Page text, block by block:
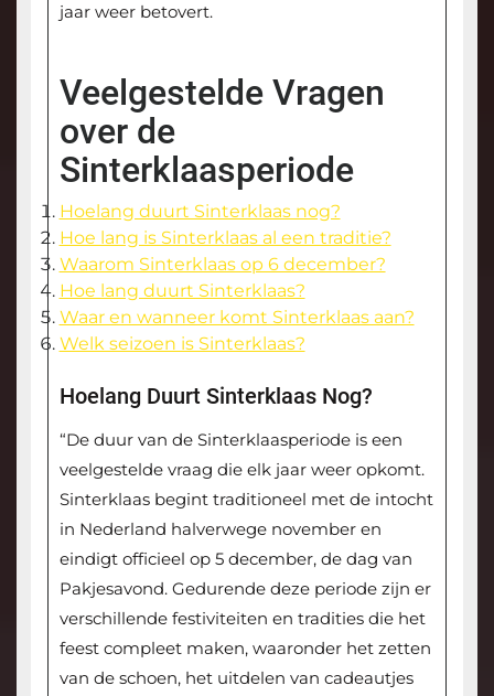
jaar weer betovert.
Veelgestelde Vragen
over de
Sinterklaasperiode
Hoelang duurt Sinterklaas nog?
Hoe lang is Sinterklaas al een traditie?
Waarom Sinterklaas op 6 december?
Hoe lang duurt Sinterklaas?
Waar en wanneer komt Sinterklaas aan?
Welk seizoen is Sinterklaas?
Hoelang Duurt Sinterklaas Nog?
“De duur van de Sinterklaasperiode is een
veelgestelde vraag die elk jaar weer opkomt.
Sinterklaas begint traditioneel met de intocht
in Nederland halverwege november en
eindigt officieel op 5 december, de dag van
Pakjesavond. Gedurende deze periode zijn er
verschillende festiviteiten en tradities die het
feest compleet maken, waaronder het zetten
van de schoen, het uitdelen van cadeautjes